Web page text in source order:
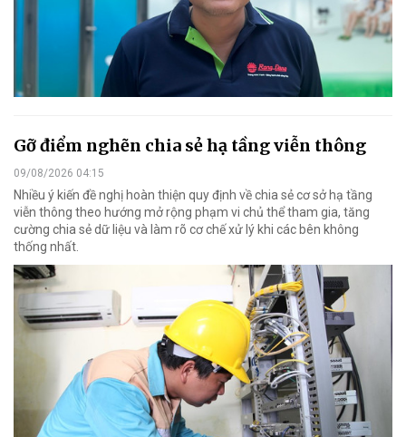
Gỡ điểm nghẽn chia sẻ hạ tầng viễn thông
09/08/2026 04:15
Nhiều ý kiến đề nghị hoàn thiện quy định về chia sẻ cơ sở hạ tầng
viễn thông theo hướng mở rộng phạm vi chủ thể tham gia, tăng
cường chia sẻ dữ liệu và làm rõ cơ chế xử lý khi các bên không
thống nhất.